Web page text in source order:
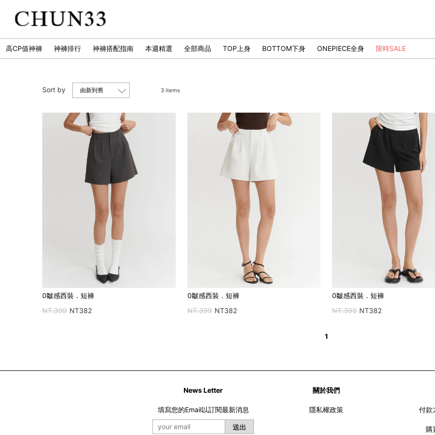
高CP值神褲 神褲排行 神褲搭配指南 本週精選 全部商品 TOP上身 BOTTOM下身 ONEPIECE全身 限時SALE
Sort by 3 items
0皺感西裝．短褲
NT.399 NT382
0皺感西裝．短褲
NT.399 NT382
0皺感西裝．短褲
NT.399 NT382
1
News Letter
填寫您的Email以訂閱最新消息
送出
關於我們
隱私權政策 付款
購